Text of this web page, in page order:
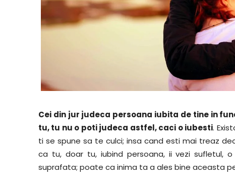
Cei din jur judeca persoana iubita de tine in
tu, tu nu o poti judeca astfel, caci o iubesti.
ti se spune sa te culci; insa cand esti mai treaz
ca tu, doar tu, iubind persoana, ii vezi sufletul,
suprafata; poate ca inima ta a ales bine aceasta